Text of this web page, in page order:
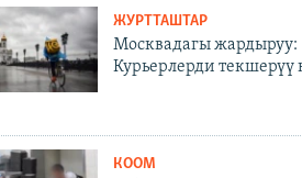
ЖУРТТАШТАР
Москвадагы жардыруу:
Курьерлерди текшерүү
КООМ